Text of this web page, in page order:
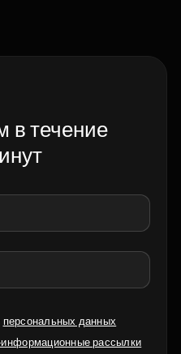
в течение
персональных данных
рассылки